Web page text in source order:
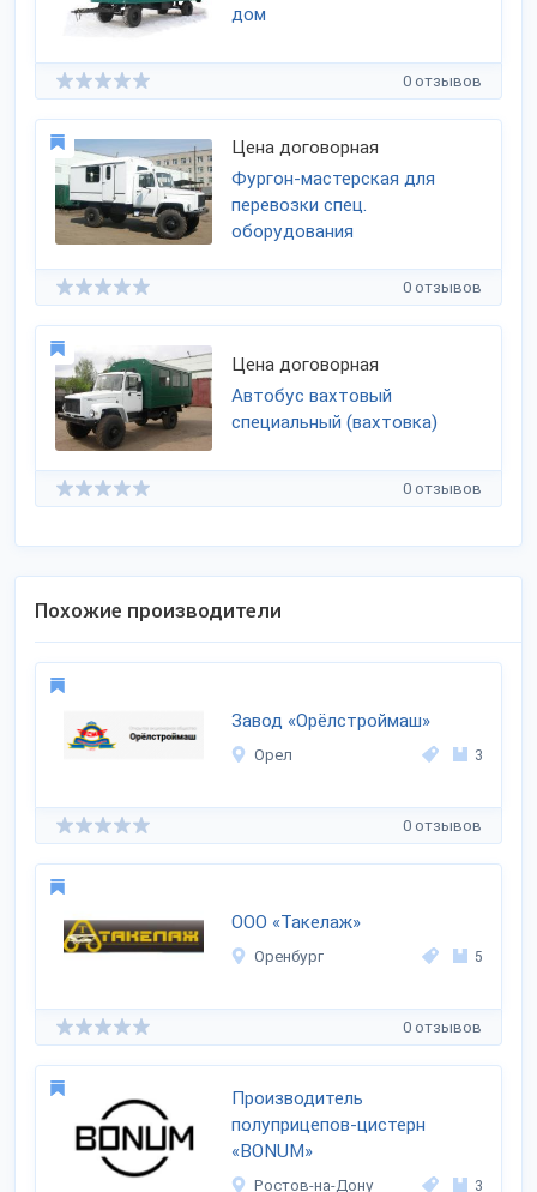
дом
0 отзывов
Цена договорная
Фургон-мастерская для
перевозки спец.
оборудования
0 отзывов
Цена договорная
Автобус вахтовый
специальный (вахтовка)
0 отзывов
Похожие производители
Завод «Орёлстроймаш»
Орел 3
0 отзывов
ООО «Такелаж»
Оренбург 5
0 отзывов
Производитель
полуприцепов-цистерн
«BONUM»
Ростов-на-Дону 3